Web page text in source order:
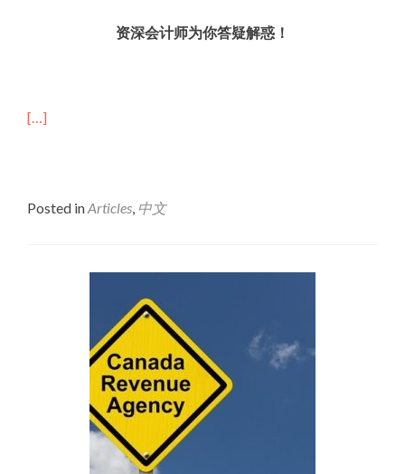
资深会计师为你答疑解惑！
[…]
Posted inArticles, 中文